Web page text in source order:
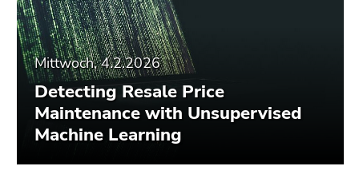
Mittwoch, 4.2.2026
Detecting Resale Price
Maintenance with Unsupervised
Machine Learning